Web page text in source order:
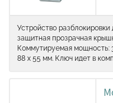
Устройство
защитная прозрачная
Коммутируемая мощность:
88 х 55 мм. Ключ идет в